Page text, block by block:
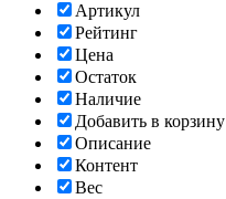
Артикул
Рейтинг
Цена
Остаток
Наличие
Добавить в корзину
Описание
Контент
Вес